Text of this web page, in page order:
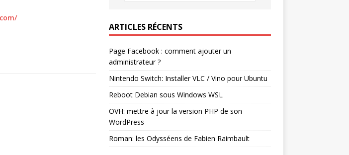
ARTICLES RÉCENTS
Page Facebook : comment ajouter un
administrateur ?
Nintendo Switch: Installer VLC / Vino pour Ubuntu
Reboot Debian sous Windows WSL
OVH: mettre à jour la version PHP de son
WordPress
Roman: les Odysséens de Fabien Raimbault